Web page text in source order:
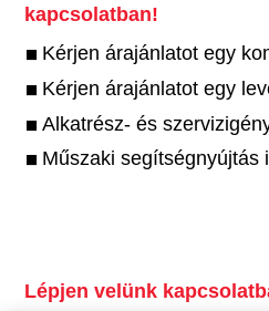
kapcsolatban!
Kérjen árajánlatot egy
Kérjen árajánlatot egy
Alkatrész- és
Műszaki segítségnyújtás
Lépjen velünk